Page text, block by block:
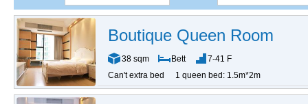
Boutique Queen Room
38 sqm Bett
7-41 F
Can't extra bed
1 queen bed: 1.5m*2m